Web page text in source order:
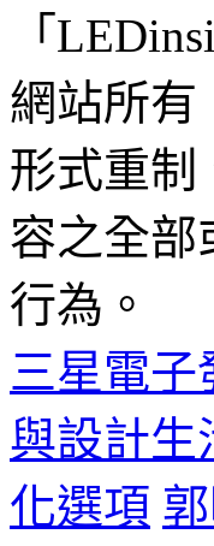
「
網站所有
形式重制
容之全部
行為。
三星電子
與設計生
化選項